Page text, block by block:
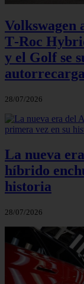
Volkswagen
T‑Roc
y el Golf se
28/07/2026
La nueva
híbrido
historia
28/07/2026